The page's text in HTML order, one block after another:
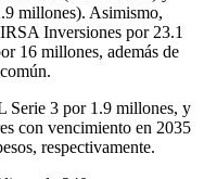
millones). Asimismo,
Inversiones por 23.1
16 millones, además de
Serie 3 por 1.9 millones, y
con vencimiento en 2035
respectivamente.